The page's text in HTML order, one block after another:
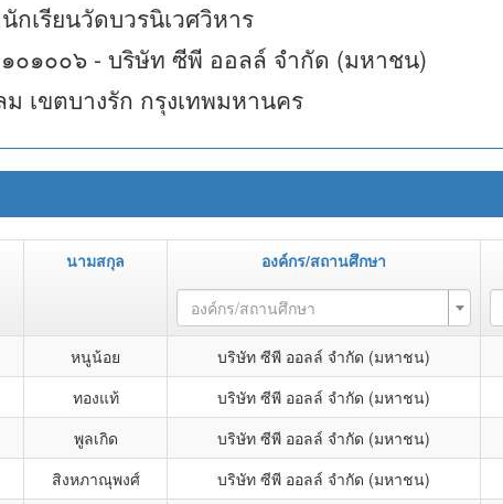
กเรียนวัดบวรนิเวศวิหาร
๐๑๐๐๖ - บริษัท ซีพี ออลล์ จำกัด (มหาชน)
เขตบางรัก กรุงเทพมหานคร
นามสกุล องค์กร/สถานศึกษา
องค์กร/สถานศึกษา
หนูน้อย บริษัท ซีพี ออลล์ จำกัด (มหาชน)
ทองแท้ บริษัท ซีพี ออลล์ จำกัด (มหาชน)
พูลเกิด บริษัท ซีพี ออลล์ จำกัด (มหาชน)
สิงหภาณุพงศ์ บริษัท ซีพี ออลล์ จำกัด (มหาชน)